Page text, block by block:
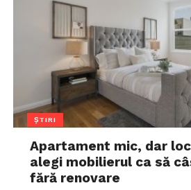
ȘTIRI
Apartament mic, dar
alegi mobilierul ca să
fără renovare